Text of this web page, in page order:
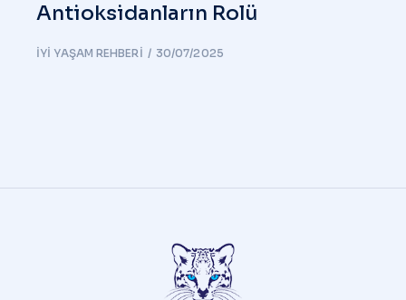
Antioksidanların Rolü
İYI YAŞAM REHBERI 30/07/2025